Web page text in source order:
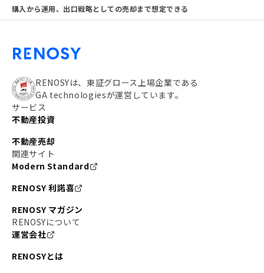
購入から運用、出口戦略としての売却まで想定できる
RENOSYは、東証グロース上場企業である
GA technologiesが運営しています。
サービス
不動産投資
不動産売却
関連サイト
Modern Standard
RENOSY 利諾喜
RENOSY マガジン
RENOSYについて
運営会社
RENOSYとは